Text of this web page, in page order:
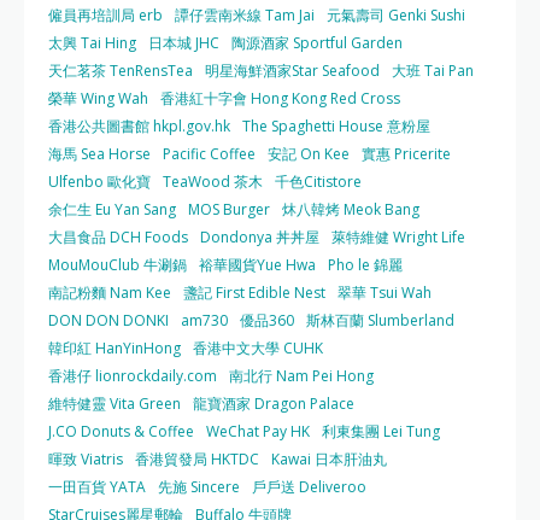
僱員再培訓局 erb
譚仔雲南米線 Tam Jai
元氣壽司 Genki Sushi
太興 Tai Hing
日本城 JHC
陶源酒家 Sportful Garden
天仁茗茶 TenRensTea
明星海鮮酒家Star Seafood
大班 Tai Pan
榮華 Wing Wah
香港紅十字會 Hong Kong Red Cross
香港公共圖書館 hkpl.gov.hk The Spaghetti House 意粉屋
海馬 Sea Horse
Pacific Coffee 安記 On Kee
實惠 Pricerite
Ulfenbo 歐化寶 TeaWood 茶木 千色Citistore
余仁生 Eu Yan Sang MOS Burger 炑八韓烤 Meok Bang
大昌食品 DCH Foods Dondonya 丼丼屋
萊特維健 Wright Life
MouMouClub 牛涮鍋 裕華國貨Yue Hwa
Pho le 錦麗
南記粉麵 Nam Kee
盞記 First Edible Nest 翠華 Tsui Wah
DON DON DONKI
am730 優品360 斯林百蘭 Slumberland
韓印紅 HanYinHong 香港中文大學 CUHK
香港仔 lionrockdaily.com
南北行 Nam Pei Hong
維特健靈 Vita Green
龍寶酒家 Dragon Palace
J.CO Donuts & Coffee
WeChat Pay HK 利東集團 Lei Tung
暉致 Viatris 香港貿發局 HKTDC
Kawai 日本肝油丸
一田百貨 YATA 先施 Sincere
戶戶送 Deliveroo
StarCruises麗星郵輪 Buffalo 牛頭牌